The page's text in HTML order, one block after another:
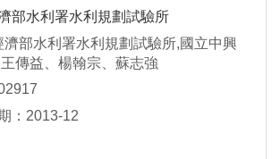
部水利署水利規劃試驗所
濟部水利署水利規劃試驗所,國立中興
傳益、楊翰宗、蘇志強
：2013-12